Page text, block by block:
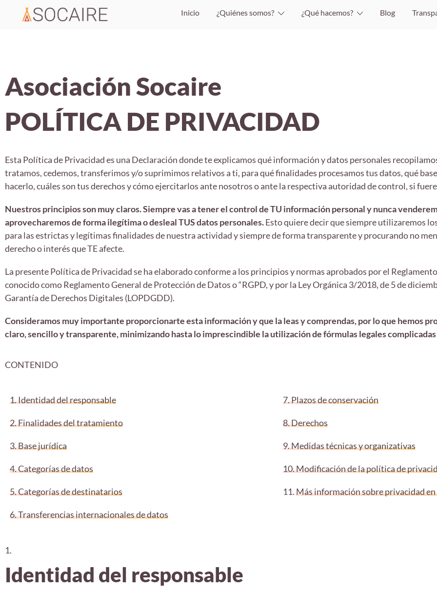
Inicio ¿Quiénes somos? ¿Qué hacemos? Blog
Asociación Socaire
POLÍTICA DE PRIVACIDAD
Esta Política de Privacidad es una Declaración donde te explicamos qué información y datos personales
tratamos, cedemos, transferimos y/o suprimimos relativos a ti, para qué finalidades procesamos tus datos, qué
hacerlo, cuáles son tus derechos y cómo ejercitarlos ante nosotros o ante la respectiva autoridad de control, si fuere
Nuestros principios son muy claros. Siempre vas a tener el control de TU información personal y nunca
aprovecharemos de forma ilegítima o desleal TUS datos personales.Esto quiere decir que siempre utilizaremos
para las estrictas y legítimas finalidades de nuestra actividad y siempre de forma transparente y procurando no
derecho o interés que TE afecte.
La presente Política de Privacidad se ha elaborado conforme a los principios y normas aprobados por el
conocido como Reglamento General de Protección de Datos o “RGPD, y por la Ley Orgánica 3/2018, de 5 de
Garantía de Derechos Digitales (LOPDGDD).
Consideramos muy importante proporcionarte esta información y que la leas y comprendas, por lo que hemos
claro, sencillo y transparente, minimizando hasta lo imprescindible la utilización de fórmulas legales
CONTENIDO
1. Identidad del responsable
2. Finalidades del tratamiento
3. Base jurídica
4. Categorías de datos
5. Categorías de destinatarios
6. Transferencias internacionales de datos
7. Plazos de conservación
8. Derechos
9. Medidas técnicas y organizativas
10. Modificación de la política de
11.Más información sobre privacidad en
1.
Identidad del responsable